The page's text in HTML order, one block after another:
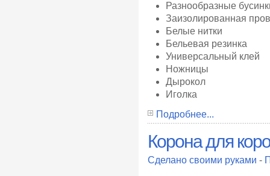
Разнообразные
Заизолированная
Белые нитки
Бельевая резинка
Универсальный клей
Ножницы
Дырокол
Иголка
Подробнее...
Корона для
Сделано своими руками -